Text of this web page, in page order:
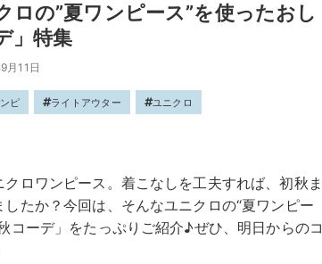
の”夏ワンピース”を使ったおし
」特集
月11日
ピ ライトアウター ユニクロ
ロワンピース。着こなしを工夫すれば、初秋ま
たか？今回は、そんなユニクロの“夏ワンピー
コーデ」をたっぷりご紹介♪ぜひ、明日からのコ